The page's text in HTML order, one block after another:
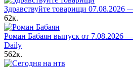
Здравствуйте товарищи
62к.
Роман Бабаян выпуск от 7.08.2026
Daily
562к.